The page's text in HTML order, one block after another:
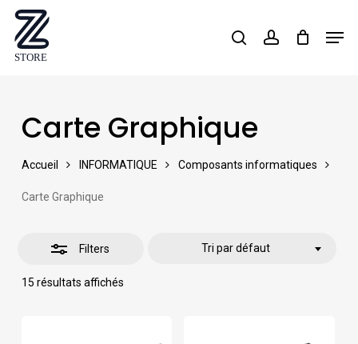
Skip
main
searchaccount
Carte Graphique
Accueil INFORMATIQUE Composants informatiques
Carte Graphique
Filters
15 résultats affichés
Tri par défaut
Close